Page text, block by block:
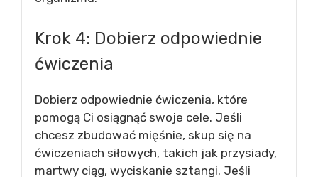
Krok 4: Dobierz odpowiednie
ćwiczenia
Dobierz odpowiednie ćwiczenia, które
pomogą Ci osiągnąć swoje cele. Jeśli
chcesz zbudować mięśnie, skup się na
ćwiczeniach siłowych, takich jak przysiady,
martwy ciąg, wyciskanie sztangi. Jeśli